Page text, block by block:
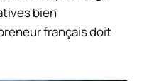
bien
français doit